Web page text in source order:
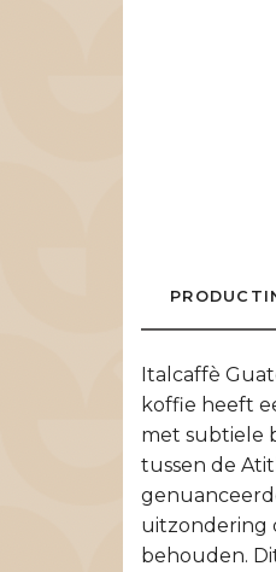
Italcaffè
koffie heeft
met subtiele
tussen de
uitzondering
behouden.